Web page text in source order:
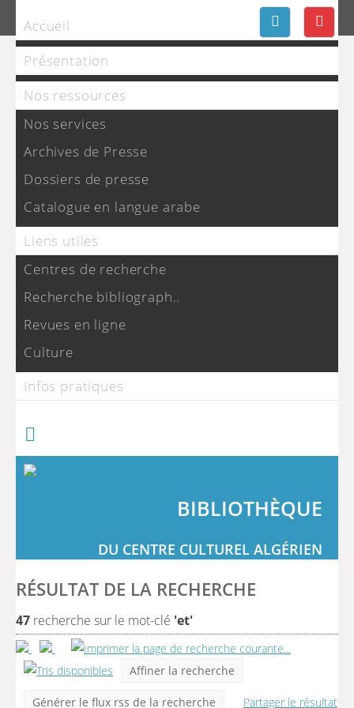
Accueil
Présentation
Nos ressources
Nos services
Archives de Presse
Dossiers de presse
Catalogue en langue arabe
Liens utiles
Centres de recherche
Recherche bibliograph..
Revues en ligne
Culture
Infos pratiques
BIBLIOTHÈQUE
DU CENTRE CULTUREL ALGÉRIEN
RÉSULTAT DE LA RECHERCHE
47 recherche sur le mot-clé 'et'
Affiner la recherche
Générer le flux rss de la recherche Partager le résultat